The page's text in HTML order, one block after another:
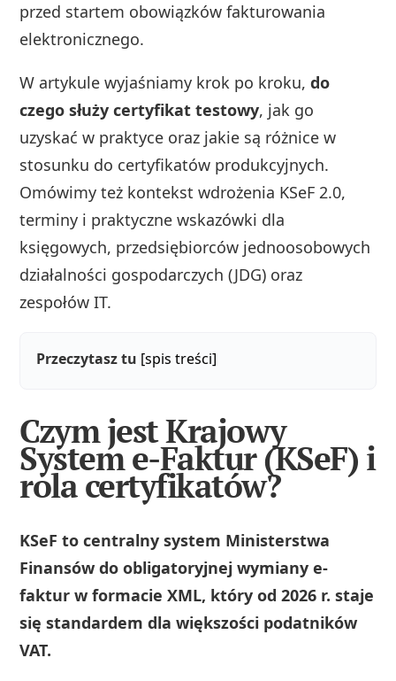
przed startem obowiązków fakturowania
elektronicznego.
W artykule wyjaśniamy krok po kroku,do
czego służy certyfikat testowy, jak go
uzyskać w praktyce oraz jakie są różnice w
stosunku do certyfikatów produkcyjnych.
Omówimy też kontekst wdrożenia KSeF 2.0,
terminy i praktyczne wskazówki dla
księgowych, przedsiębiorców jednoosobowych
działalności gospodarczych (JDG) oraz
zespołów IT.
Przeczytasz tu [spis treści]
Czym jest Krajowy
System e-Faktur (KSeF) i
rola certyfikatów?
KSeF to centralny system Ministerstwa
Finansów do obligatoryjnej wymiany e-
faktur w formacie XML, który od 2026 r. staje
się standardem dla większości podatników
VAT.